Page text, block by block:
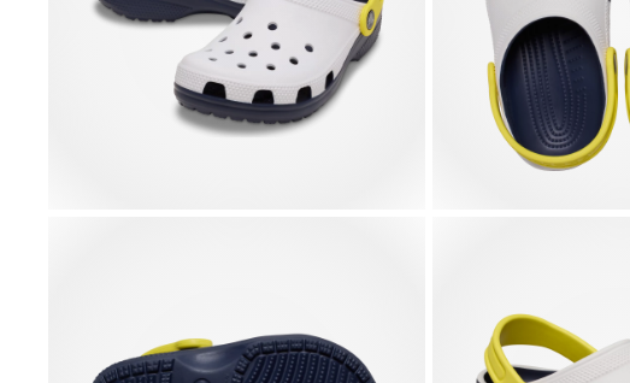
Y2K Anime
Bear
UV Changing
Squish Star
NBA New
York Knicks 2